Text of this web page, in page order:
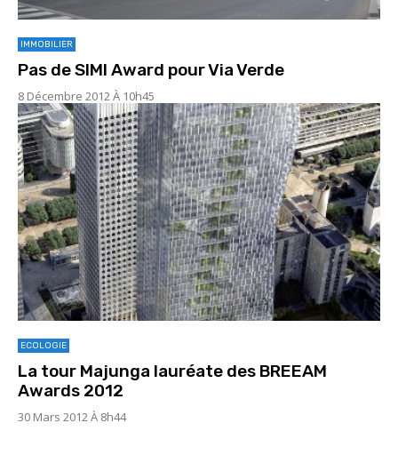
IMMOBILIER
Pas de SIMI Award pour Via Verde
8 Décembre 2012 À 10h45
ECOLOGIE
La tour Majunga lauréate des BREEAM
Awards 2012
30 Mars 2012 À 8h44